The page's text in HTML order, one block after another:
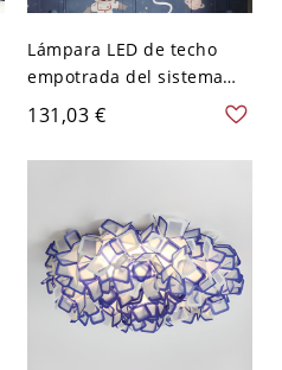
Lámpara LED de techo
empotrada del sistema
solar, decoración espacial
infantil para dormitorio,
luminaria planetaria que
131,03 €